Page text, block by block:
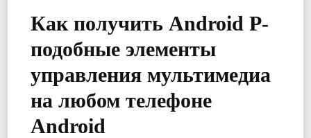
Как получить Android P-
подобные элементы
управления мультимедиа
на любом телефоне
Android